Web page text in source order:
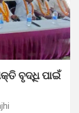
ବୃଦ୍ଧି ପାଇଁ